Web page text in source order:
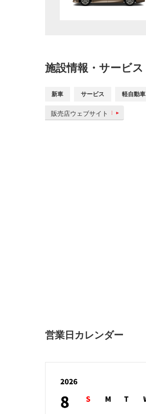
施設情報・サービス
新車 サービス 軽自動車
販売店ウェブサイト
営業日カレンダー